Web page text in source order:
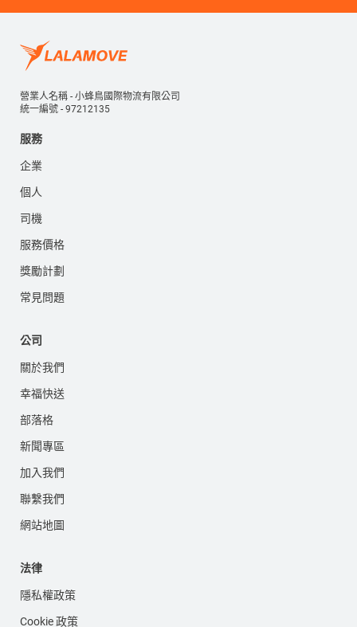
營業人名稱 - 小蜂鳥國際物流有限公司
統一編號 - 97212135
服務
企業
個人
司機
服務價格
獎勵計劃
常見問題
公司
關於我們
幸福快送
部落格
新聞專區
加入我們
聯繫我們
網站地圖
法律
隱私權政策
Cookie 政策